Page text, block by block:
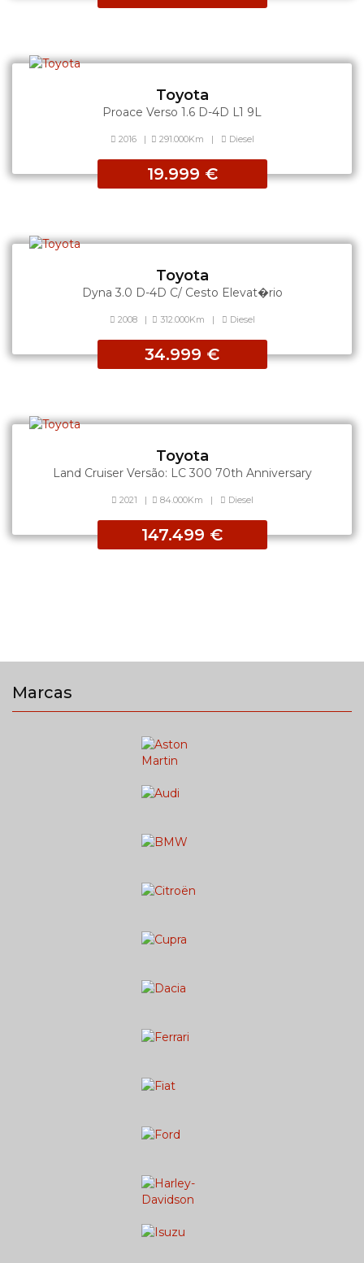
Toyota
Proace Verso 1.6 D-4D L1 9L
2016 | 291.000Km | Diesel
19.999 €
Toyota
Dyna 3.0 D-4D C/ Cesto Elevat�rio
2008 | 312.000Km | Diesel
34.999 €
Toyota
Land Cruiser Versão: LC 300 70th Anniversary
2021 | 84.000Km | Diesel
147.499 €
Marcas